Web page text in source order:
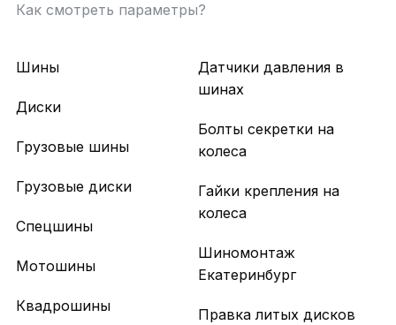
Как смотреть параметры?
Шины
Диски
Грузовые шины
Грузовые диски
Спецшины
Мотошины
Квадрошины
Датчики давления в
шинах
Болты секретки на
колеса
Гайки крепления на
колеса
Шиномонтаж
Екатеринбург
Правка литых дисков